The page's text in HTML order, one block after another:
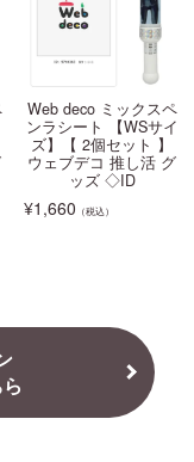
Web deco ミックスペ
ンラシート 【WSサイ
ズ】【 2個セット 】
ウェブデコ 推し活 グ
ッズ ◇ID
¥1,660 （税込）